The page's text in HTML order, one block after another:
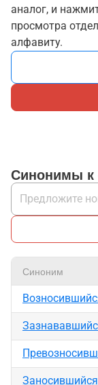
аналог, и
просмотра
алфавиту.
Синонимы к
Синоним
Заносившийся